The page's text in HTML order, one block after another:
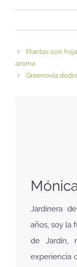
Plantas con
aroma
Greenovia
Jardinera
años, soy la
de Jardín,
experiencia